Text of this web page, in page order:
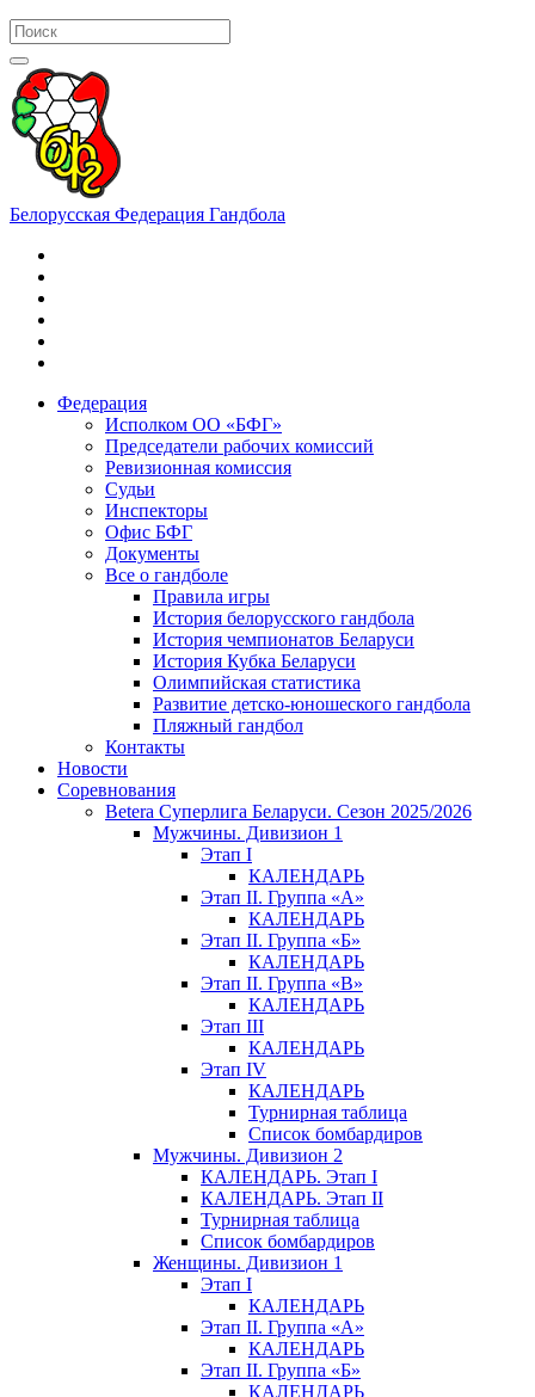
Белорусская Федерация Гандбола
Федерация
Исполком ОО «БФГ»
Председатели рабочих комиссий
Ревизионная комиссия
Судьи
Инспекторы
Офис БФГ
Документы
Все о гандболе
Правила игры
История белорусского гандбола
История чемпионатов Беларуси
История Кубка Беларуси
Олимпийская статистика
Развитие детско-юношеского гандбола
Пляжный гандбол
Контакты
Новости
Соревнования
Betera Суперлига Беларуси. Сезон 2025/2026
Мужчины. Дивизион 1
Этап I
КАЛЕНДАРЬ
Этап II. Группа «А»
КАЛЕНДАРЬ
Этап II. Группа «Б»
КАЛЕНДАРЬ
Этап II. Группа «В»
КАЛЕНДАРЬ
Этап III
КАЛЕНДАРЬ
Этап IV
КАЛЕНДАРЬ
Турнирная таблица
Список бомбардиров
Мужчины. Дивизион 2
КАЛЕНДАРЬ. Этап I
КАЛЕНДАРЬ. Этап II
Турнирная таблица
Список бомбардиров
Женщины. Дивизион 1
Этап I
КАЛЕНДАРЬ
Этап II. Группа «А»
КАЛЕНДАРЬ
Этап II. Группа «Б»
КАЛЕНДАРЬ